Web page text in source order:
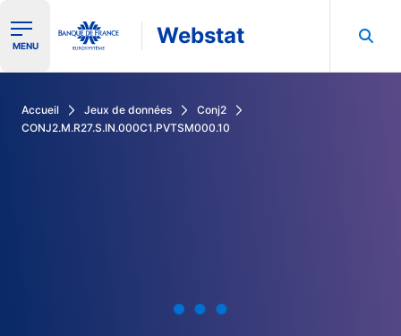
Ouvrir le menu de navigation
MENU Webstat
Accueil Jeux de données
Conj2
CONJ2.M.R27.S.IN.000C1.PVTSM000.10